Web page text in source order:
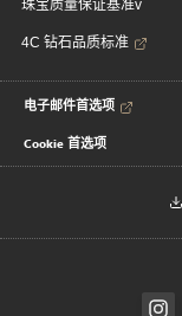
珠宝质量保证基准v
4C 钻石品质标准
电子邮件首选项
Cookie 首选项